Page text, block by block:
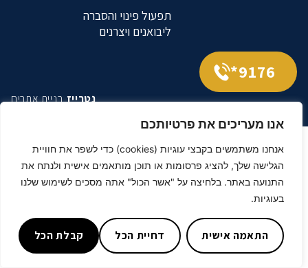
אנו מעריכים את פרטיותכם
אנחנו משתמשים בקבצי עוגיות (cookies) כדי לשפר את חוויית
הגלישה שלך, להציג פרסומות או תוכן מותאמים אישית ולנתח את
התנועה באתר. בלחיצה על "אשר הכול" אתה מסכים לשימוש שלנו
בעוגיות.
התאמה אישית דחיית הכל קבלת הכל
תפעול פינוי והסברה
ליבואנים ויצרנים
9176*
נטרייזבניית אתרים